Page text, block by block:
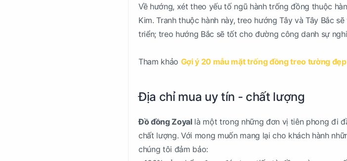
Về hướng, xét theo yếu tố ngũ hành trống đồng thuộc
Kim. Tranh thuộc hành này, treo hướng Tây và Tây Bắc
triển; treo hướng Bắc sẽ tốt cho đường công danh sự
Tham khảo Gợi ý 20 mẫu mặt trống đồng treo tường
Địa chỉ mua uy tín - chất lượng
Đồ đồng Zoyallà một trong những đơn vị tiên phong đi
chất lượng. Với mong muốn mang lại cho khách hành
chúng tôi đảm bảo: